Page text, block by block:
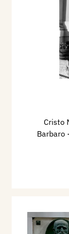
Cristo
Barbaro